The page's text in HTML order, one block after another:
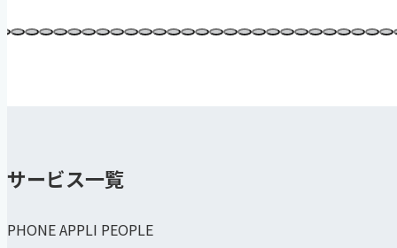
サービス一覧
PHONE APPLI PEOPLE